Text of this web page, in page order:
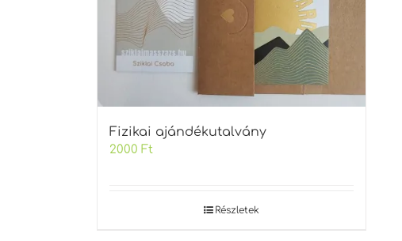
Fizikai ajándékutalvány
2000 Ft
Részletek